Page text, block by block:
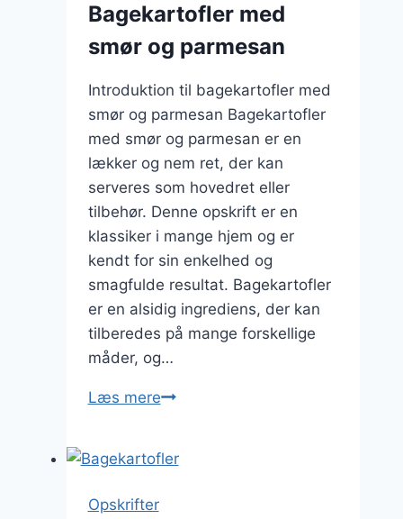
haven
Bagekartofler med
smør og parmesan
Introduktion til bagekartofler med
smør og parmesan Bagekartofler
med smør og parmesan er en
lækker og nem ret, der kan
serveres som hovedret eller
tilbehør. Denne opskrift er en
klassiker i mange hjem og er
kendt for sin enkelhed og
smagfulde resultat. Bagekartofler
er en alsidig ingrediens, der kan
tilberedes på mange forskellige
måder, og…
Læs mereBagekartofler
og
Opskrifter